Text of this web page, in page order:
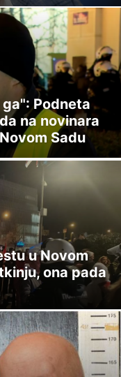
Podneta
na novinara
Sadu
u Novom
ona pada